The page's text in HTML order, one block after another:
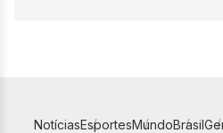
NotíciasEsportesMundoBrasil